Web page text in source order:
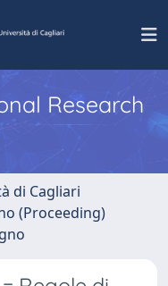
Research
di Cagliari
(Proceeding)